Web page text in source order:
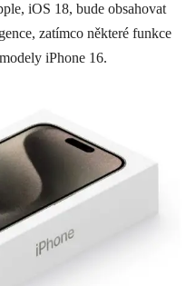
iOS 18, bude obsahovat
zatímco některé funkce
iPhone 16.